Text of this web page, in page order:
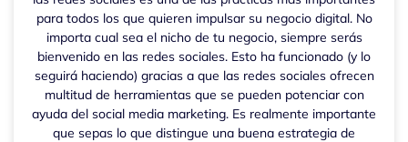
para todos los que quieren impulsar su negocio digital. No
importa cual sea el nicho de tu negocio, siempre serás
bienvenido en las redes sociales. Esto ha funcionado (y lo
seguirá haciendo) gracias a que las redes sociales ofrecen
multitud de herramientas que se pueden potenciar con
ayuda del social media marketing. Es realmente importante
que sepas lo que distingue una buena estrategia de